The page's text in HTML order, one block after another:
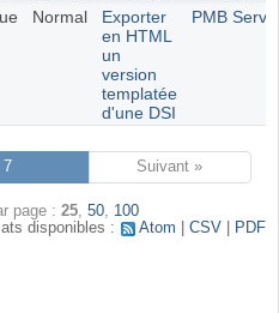
Normal
Exporter
en HTML
un
version
templatée
d'une DSI
PMB
7 Suivant »
page : 25, 50, 100
disponibles :
Atom CSV PDF